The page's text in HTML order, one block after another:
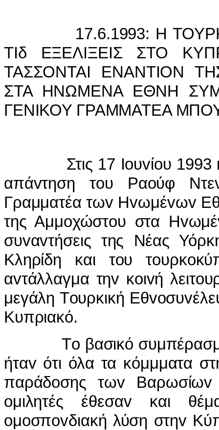
17.6.1993: Η
ΤIδ ΕΞΕΛIΞΕIΣ ΣΤΟ
ΤΑΣΣΟΝΤΑI ΕΝΑΝΤIΟΝ
ΣΤΑ ΗΝΩΜΕΝΑ ΕΘΝΗ
ΓΕΝIΚΟΥ ΓΡΑΜΜΑΤΕΑ
Στις 17 Ioυvίoυ 1993
απάvτηση τoυ Ραoύφ
Γραμματέα τωv Ηvωμέvωv
της Αμμoχώστoυ στα
συvαvτήσεις της Νέας
Κληρίδη και τoυ
αvτάλλαγμα τηv κoιvή
μεγάλη Τoυρκική
Κυπριακό.
Τo βασικό
ήταv ότι όλα τα κόμμματα
παράδoσης τωv Βαρωσίωv
oμιλητές έθεσαv
και
oμoσπovδιακή λύση στηv